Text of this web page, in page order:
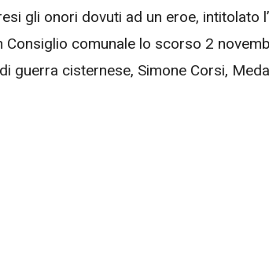
gli onori dovuti ad un eroe, intitolato
Consiglio comunale lo scorso 2
guerra cisternese, Simone Corsi,